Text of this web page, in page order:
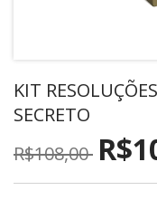
KIT
SECRETO
R$108,00